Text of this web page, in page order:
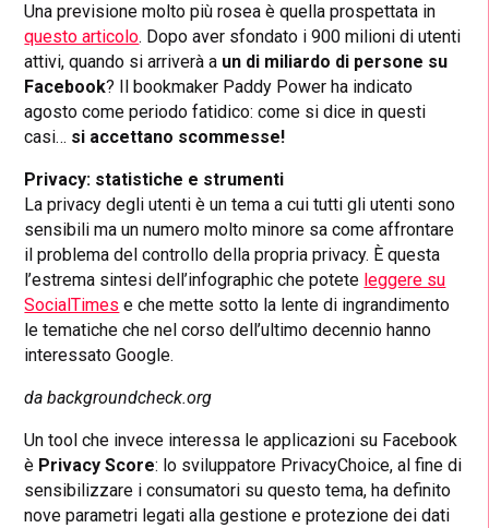
Una previsione molto più rosea è quella prospettata in
questo articolo. Dopo aver sfondato i 900 milioni di utenti
attivi, quando si arriverà a un di miliardo di persone su
Facebook? Il bookmaker Paddy Power ha indicato
agosto come periodo fatidico: come si dice in questi
casi… si accettano scommesse!
Privacy: statistiche e strumenti
La privacy degli utenti è un tema a cui tutti gli utenti sono
sensibili ma un numero molto minore sa come affrontare
il problema del controllo della propria privacy. È questa
l’estrema sintesi dell’infographic che potete leggere su
SocialTimes e che mette sotto la lente di ingrandimento
le tematiche che nel corso dell’ultimo decennio hanno
interessato Google.
da backgroundcheck.org
Un tool che invece interessa le applicazioni su Facebook
è Privacy Score: lo sviluppatore PrivacyChoice, al fine di
sensibilizzare i consumatori su questo tema, ha definito
nove parametri legati alla gestione e protezione dei dati